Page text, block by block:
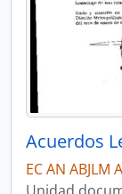
Acuerdos
EC AN ABJLM